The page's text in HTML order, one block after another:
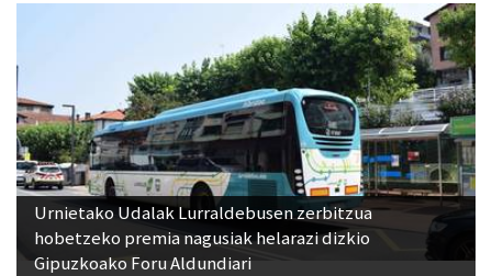
Urnietako Udalak Lurraldebusen zerbitzua
hobetzeko premia nagusiak helarazi dizkio
Gipuzkoako Foru Aldundiari